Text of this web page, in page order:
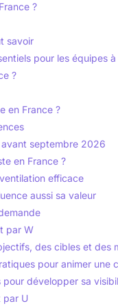
?
savoir
pour les équipes
?
en France ?
septembre 2026
en France ?
efficace
aussi sa valeur
par W
des cibles et des
pour animer une
développer sa
par U